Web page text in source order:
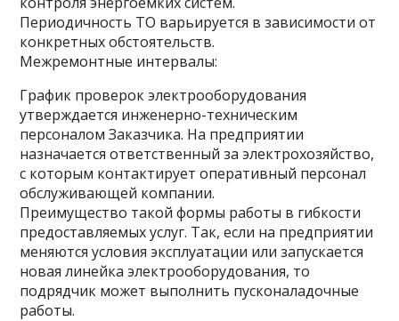
Периодичность ТО варьируется в зависимости от
конкретных обстоятельств.
Межремонтные интервалы:
График проверок электрооборудования
утверждается инженерно-техническим
персоналом Заказчика. На предприятии
назначается ответственный за электрохозяйство,
с которым контактирует оперативный персонал
обслуживающей компании.
Преимущество такой формы работы в гибкости
предоставляемых услуг. Так, если на предприятии
меняются условия эксплуатации или запускается
новая линейка электрооборудования, то
подрядчик может выполнить пусконаладочные
работы.